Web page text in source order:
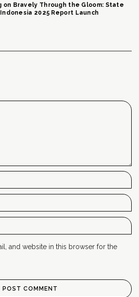
on Bravely Through the Gloom: State
2025 Report Launch
and website in this browser for the